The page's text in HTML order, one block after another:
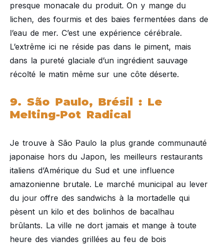
presque monacale du produit. On y mange du
lichen, des fourmis et des baies fermentées dans de
l’eau de mer. C’est une expérience cérébrale.
L’extrême ici ne réside pas dans le piment, mais
dans la pureté glaciale d’un ingrédient sauvage
récolté le matin même sur une côte déserte.
9. São Paulo, Brésil : Le
Melting-Pot Radical
Je trouve à São Paulo la plus grande communauté
japonaise hors du Japon, les meilleurs restaurants
italiens d’Amérique du Sud et une influence
amazonienne brutale. Le marché municipal au lever
du jour offre des sandwichs à la mortadelle qui
pèsent un kilo et des bolinhos de bacalhau
brûlants. La ville ne dort jamais et mange à toute
heure des viandes grillées au feu de bois